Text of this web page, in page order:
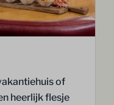
of
heerlijk flesje